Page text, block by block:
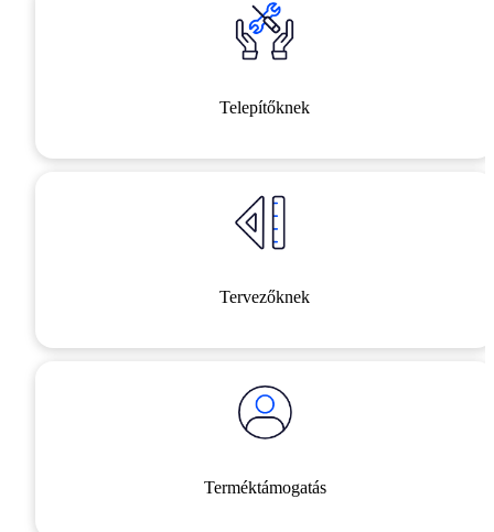
Telepítőknek
Tervezőknek
Terméktámogatás